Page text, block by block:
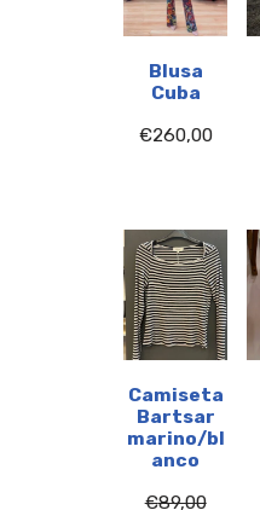
Blusa
Cuba
€260,00
Camiseta
Bartsar
marino/bl
anco
€89,00